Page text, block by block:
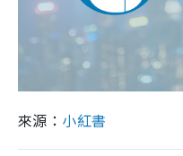
來源： 小紅書